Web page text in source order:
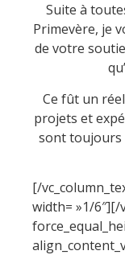
Suite à
Primevère, je
de votre
Ce fût un
projets et
sont toujours
[/
width= »1/6″][/